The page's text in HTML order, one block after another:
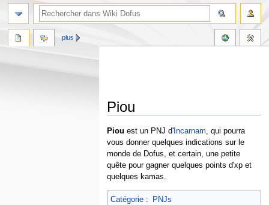
Piou
Aller
à
la
navigation
Aller
à
la
recherche
Piou est un PNJ d'Incarnam, qui pourra
vous donner quelques indications sur le
monde de Dofus, et certain, une petite
quête pour gagner quelques points d'xp et
quelques kamas.
Catégorie: PNJs
plus